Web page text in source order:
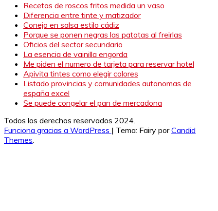
Recetas de roscos fritos medida un vaso
Diferencia entre tinte y matizador
Conejo en salsa estilo cádiz
Porque se ponen negras las patatas al freirlas
Oficios del sector secundario
La esencia de vainilla engorda
Me piden el numero de tarjeta para reservar hotel
Apivita tintes como elegir colores
Listado provincias y comunidades autonomas de
españa excel
Se puede congelar el pan de mercadona
Todos los derechos reservados 2024.
Funciona gracias a WordPress | Tema: Fairy porCandid
Themes.